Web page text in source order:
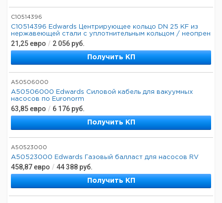
C10514396
C10514396 Edwards Центрирующее кольцо DN 25 KF из
нержавеющей стали с уплотнительным кольцом / неопрен
21,25 евро / 2 056 руб.
Получить КП
A50506000
A50506000 Edwards Силовой кабель для вакуумных
насосов по Euronorm
63,85 евро / 6 176 руб.
Получить КП
A50523000
A50523000 Edwards Газовый балласт для насосов RV
458,87 евро / 44 388 руб.
Получить КП